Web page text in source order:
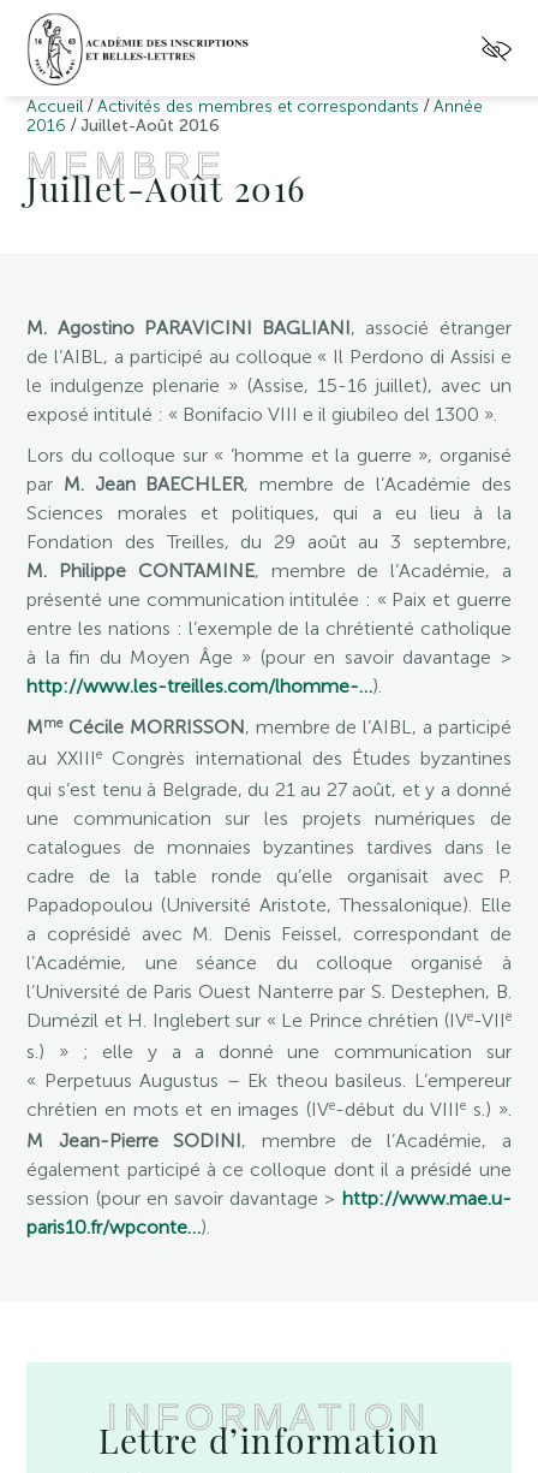
Accueil /Activités des membres et correspondants /Année
2016 /Juillet-Août 2016
MEMBRE
Juillet-Août 2016
M. Agostino PARAVICINI BAGLIANI, associé étranger
de l’AIBL, a participé au colloque « Il Perdono di Assisi e
le indulgenze plenarie » (Assise, 15-16 juillet), avec un
exposé intitulé : « Bonifacio VIII e il giubileo del 1300 ».
Lors du colloque sur « ’homme et la guerre », organisé
par M. Jean BAECHLER, membre de l’Académie des
Sciences morales et politiques, qui a eu lieu à la
Fondation des Treilles, du 29 août au 3 septembre,
M. Philippe CONTAMINE, membre de l’Académie, a
présenté une communication intitulée : « Paix et guerre
entre les nations : l’exemple de la chrétienté catholique
à la fin du Moyen Âge » (pour en savoir davantage >
http://www.les-treilles.com/lhomme-…).
MmeCécile MORRISSON, membre de l’AIBL, a participé
au XXIIIe
Congrès international des Études byzantines
qui s’est tenu à Belgrade, du 21 au 27 août, et y a donné
une communication sur les projets numériques de
catalogues de monnaies byzantines tardives dans le
cadre de la table ronde qu’elle organisait avec P.
Papadopoulou (Université Aristote, Thessalonique). Elle
a coprésidé avec M. Denis Feissel, correspondant de
l’Académie, une séance du colloque organisé à
l’Université de Paris Ouest Nanterre par S. Destephen, B.
Dumézil et H. Inglebert sur « Le Prince chrétien (IVe-VIIe
s.) » ; elle y a a donné une communication sur
« Perpetuus Augustus – Ek theou basileus. L’empereur
chrétien en mots et en images (IVe-début du VIIIe s.) ».
M Jean-Pierre SODINI, membre de l’Académie, a
également participé à ce colloque dont il a présidé une
session (pour en savoir davantage > http://www.mae.u-
paris10.fr/wpconte…).
INFORMATION
Lettre d’information